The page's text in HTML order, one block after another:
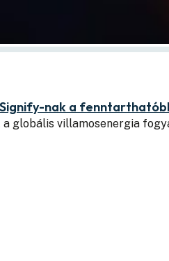
nak a
a globális villamosenergia